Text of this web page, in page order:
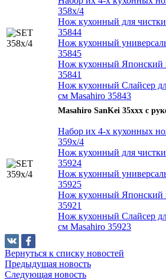
358х/4
Нож кухонный для
35844
Нож кухонный
35845
Нож кухонный Японский
35841
Нож кухонный Слайсер
см Masahiro 35843
Masahiro SanKei 35xxx с
Набор их 4-х кухонных
359х/4
Нож кухонный для
35924
Нож кухонный
35925
Нож кухонный Японский
35921
Нож кухонный Слайсер
см Masahiro 35923
Вернуться к списку новостей
Предыдущая новость
Следующая новость